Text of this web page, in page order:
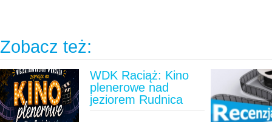
Zobacz też:
WDK Raciąż: Kino
plenerowe nad
jeziorem Rudnica